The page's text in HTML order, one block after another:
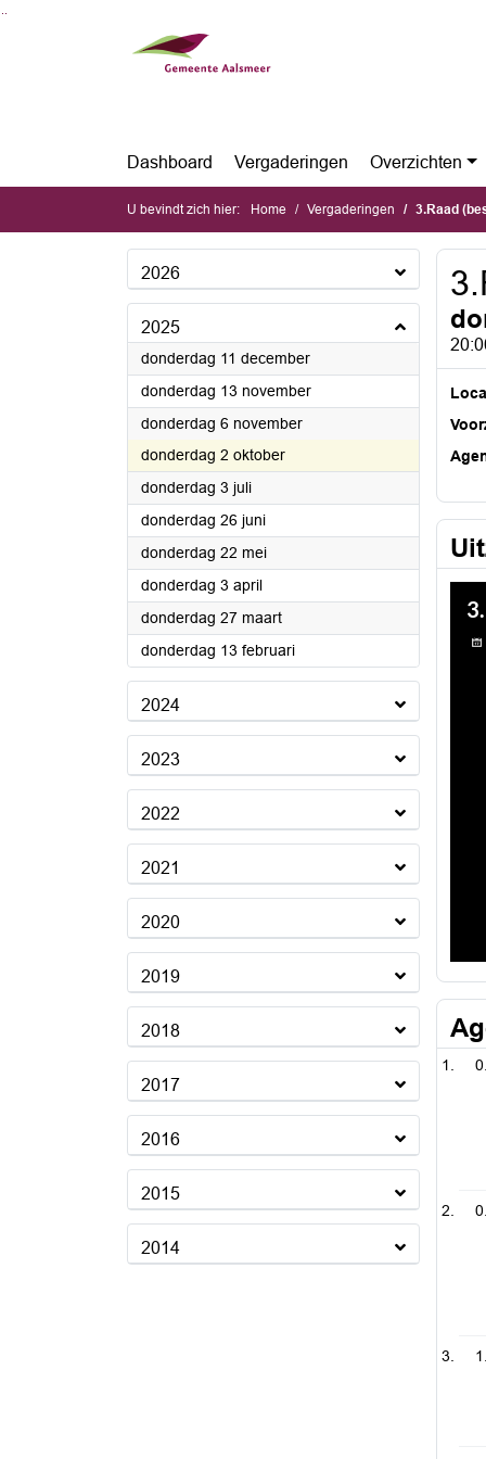
Dashboard Vergaderingen Overzichten
U bevindt zich hier: Home Vergaderingen 3.Raad
2026
2025
donderdag 11 december2025
donderdag 13 november2025
donderdag 6 november2025
donderdag 2 oktober2025
donderdag 3 juli2025
donderdag 26 juni2025
donderdag 22 mei2025
donderdag 3 april2025
donderdag 27 maart2025
donderdag 13 februari2025
2024
2023
2022
2021
2020
2019
2018
2017
2016
2015
2014